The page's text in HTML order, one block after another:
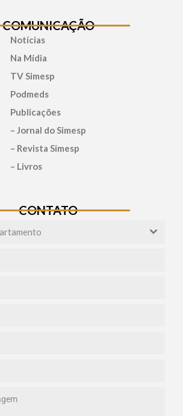
COMUNICAÇÃO
Notícias
Na Mídia
TV Simesp
Podmeds
Publicações
– Jornal do Simesp
– Revista Simesp
– Livros
CONTATO